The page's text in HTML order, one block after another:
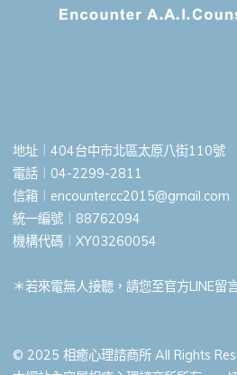
地址︱404台中市北區太原八街110號
電話︱04-2299-2811
信箱︱ encountercc2015@gmail.com
統一編號︱88762094
機構代碼︱XY03260054
＊若來電無人接聽，請您至官方LINE留
© 2025 相癒心理諮商所 All Rights